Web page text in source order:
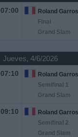
07:00
Roland
Final
Grand Slam
Jueves, 4/6/2026
07:10
Roland
Semifinal 1
Grand Slam
09:10
Roland
Semifinal 2
Grand Slam